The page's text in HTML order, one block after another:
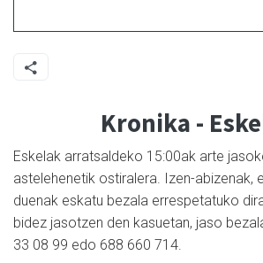
Kronika -
Eskelak arratsaldeko 15:00ak arte
astelehenetik ostiralera. Izen-abizenak,
duenak eskatu bezala errespetatuko
bidez jasotzen den kasuetan, jaso
33 08 99 edo 688 660 714.